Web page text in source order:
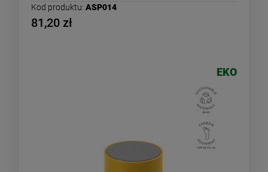
Kod produktu: ASP014
81,20 zł
EKO